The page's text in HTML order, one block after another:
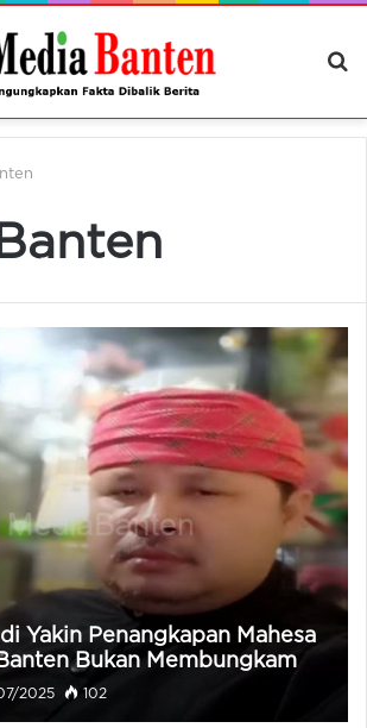
Yakin Penangkapan Mahesa
Bukan Membungkam
2025 102